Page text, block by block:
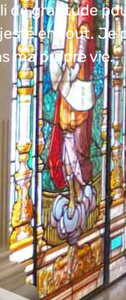
de gratitude
en tout. Je
ma propre vie.